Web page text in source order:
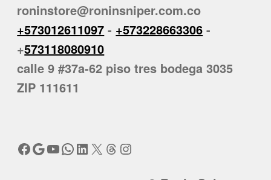
roninstore@roninsniper.com.co
+573012611097 - +573228663306 -
+573118080910
calle 9 #37a-62 piso tres bodega 3035
ZIP 111611
Facebook
Google
YouTube
WhatsApp
LinkedIn
X Threads
Instagram